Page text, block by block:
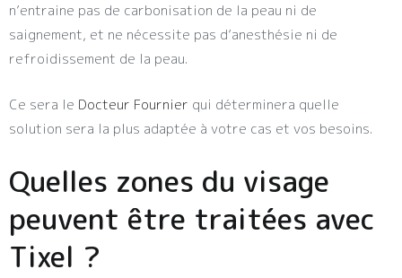
n’entraine pas de carbonisation de la peau ni de
saignement, et ne nécessite pas d’anesthésie ni de
refroidissement de la peau.
Ce sera le Docteur Fournier qui déterminera quelle
solution sera la plus adaptée à votre cas et vos besoins.
Quelles zones du visage
peuvent être traitées avec
Tixel ?